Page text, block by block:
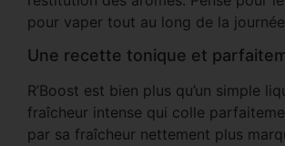
pour vaper tout au long de la
Une recette tonique et
R’Boost est bien plus qu’un simple
fraîcheur intense qui colle
par sa fraîcheur nettement plus